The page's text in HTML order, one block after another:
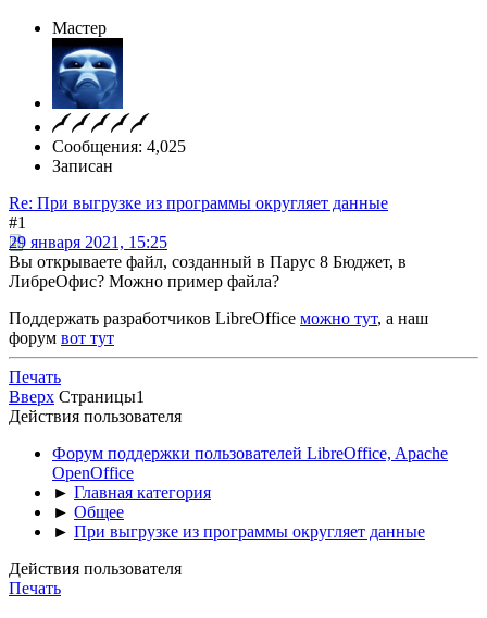
Мастер
Сообщения: 4,025
Записан
Re: При выгрузке из программы округляет данные
#1
29 января 2021, 15:25
Вы открываете файл, созданный в Парус 8 Бюджет, в
ЛибреОфис? Можно пример файла?
Поддержать разработчиков LibreOffice можно тут, а наш
форум вот тут
Печать
Вверх Страницы1
Действия пользователя
Форум поддержки пользователей LibreOffice, Apache
OpenOffice
► Главная категория
► Общее
► При выгрузке из программы округляет данные
Действия пользователя
Печать